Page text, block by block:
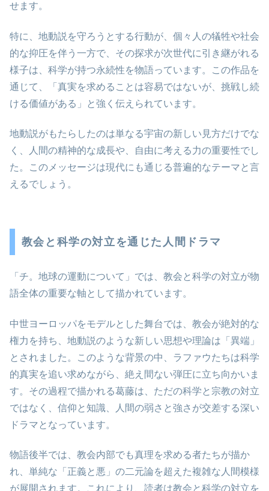
せます。
特に、地動説を守ろうとする行動が、個々人の犠牲や社会
的な抑圧を伴う一方で、その探求が次世代に引き継がれる
様子は、科学が持つ永続性を物語っています。この作品を
通じて、「真実を求めることは容易ではないが、挑戦し続
ける価値がある」と強く伝えられています。
地動説がもたらしたのは単なる宇宙の新しい見方だけでな
く、人間の精神的な成長や、自由に考える力の重要性でし
た。このメッセージは現代にも通じる普遍的なテーマと言
えるでしょう。
教会と科学の対立を通じた人間ドラマ
「チ。地球の運動について」では、教会と科学の対立が物
語全体の重要な軸として描かれています。
中世ヨーロッパをモデルとした舞台では、教会が絶対的な
権力を持ち、地動説のような新しい思想や理論は「異端」
とされました。このような背景の中、ラファウたちは科学
的真実を追い求めながら、絶え間ない弾圧に立ち向かいま
す。その過程で描かれる葛藤は、ただの科学と宗教の対立
ではなく、信仰と知識、人間の弱さと強さが交差する深い
ドラマとなっています。
物語後半では、教会内部でも真理を求める者たちが描か
れ、単純な「正義と悪」の二元論を超えた複雑な人間模様
が展開されます。これにより、読者は教会と科学の対立を